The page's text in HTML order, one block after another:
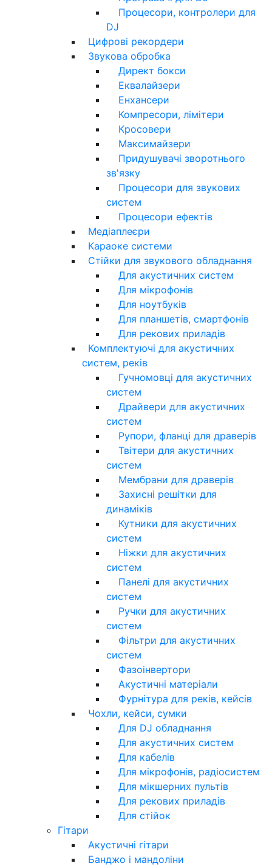
Процесори, контролери для
DJ
Цифрові рекордери
Звукова обробка
Директ бокси
Еквалайзери
Енхансери
Компресори, лімітери
Кросовери
Максимайзери
Придушувачі зворотнього
зв'язку
Процесори для звукових
систем
Процесори ефектів
Медіаплеєри
Караоке системи
Стійки для звукового обладнання
Для акустичних систем
Для мікрофонів
Для ноутбуків
Для планшетів, смартфонів
Для рекових приладів
Комплектуючі для акустичних
систем, реків
Гучномовці для акустичних
систем
Драйвери для акустичних
систем
Рупори, фланці для драверів
Твітери для акустичних
систем
Мембрани для драверів
Захисні решітки для
динаміків
Кутники для акустичних
систем
Ніжки для акустичних
систем
Панелі для акустичних
систем
Ручки для акустичних
систем
Фільтри для акустичних
систем
Фазоінвертори
Акустичні матеріали
Фурнітура для реків, кейсів
Чохли, кейси, сумки
Для DJ обладнання
Для акустичних систем
Для кабелів
Для мікрофонів, радіосистем
Для мікшерних пультів
Для рекових приладів
Для стійок
Гітари
Акустичні гітари
Банджо і мандоліни